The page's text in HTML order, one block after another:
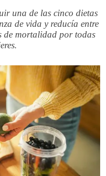
una de las cinco dietas
de vida y reducía entre
de mortalidad por todas